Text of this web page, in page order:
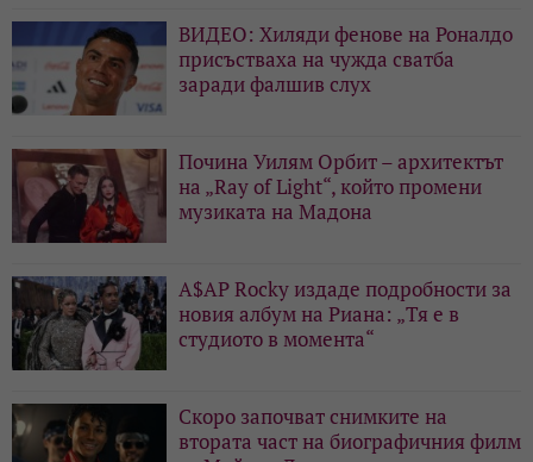
ВИДЕО: Хиляди фенове на Роналдо
присъстваха на чужда сватба
заради фалшив слух
Почина Уилям Орбит – архитектът
на „Ray of Light“, който промени
музиката на Мадона
A$AP Rocky издаде подробности за
новия албум на Риана: „Тя е в
студиото в момента“
Скоро започват снимките на
втората част на биографичния филм